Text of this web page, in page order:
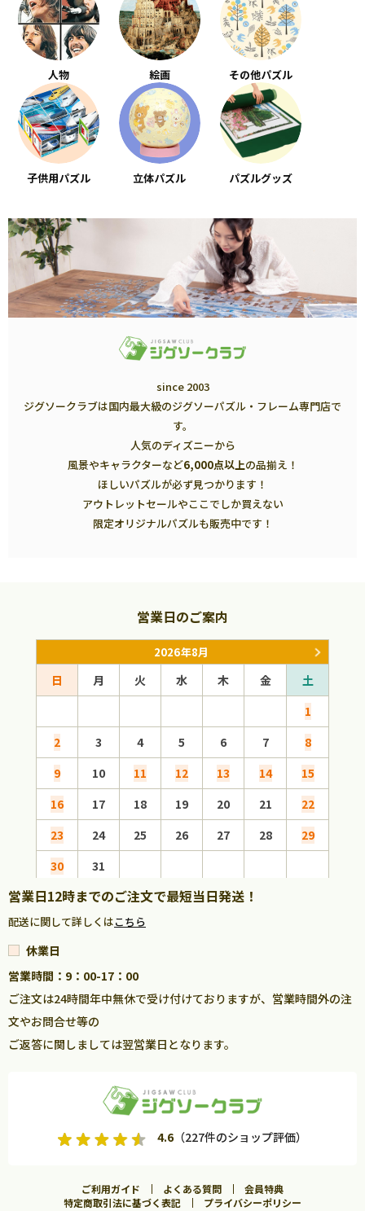
人物 絵画 その他パズル
子供用パズル 立体パズル パズルグッズ
since 2003
ジグソークラブは国内最大級のジグソーパズル・フレーム専門店で
す。
人気のディズニーから
風景やキャラクターなど6,000点以上の品揃え！
ほしいパズルが必ず見つかります！
アウトレットセールやここでしか買えない
限定オリジナルパズルも販売中です！
営業日のご案内
2026年8月
日 月 火 水 木 金
土
1
2
3 4 5 6 7
8
9
10 11 12 13 14
15
16
17 18 19 20 21
22
23
24 25 26 27 28
29
30
31
営業日12時までのご注文で最短当日発送！
配送に関して詳しくはこちら
休業日
営業時間：9：00-17：00
ご注文は24時間年中無休で受け付けておりますが、営業時間外の注
文やお問合せ等の
ご返答に関しましては翌営業日となります。
4.6（227件のショップ評価）
ご利用ガイド よくある質問
会員特典
特定商取引法に基づく表記
プライバシーポリシー